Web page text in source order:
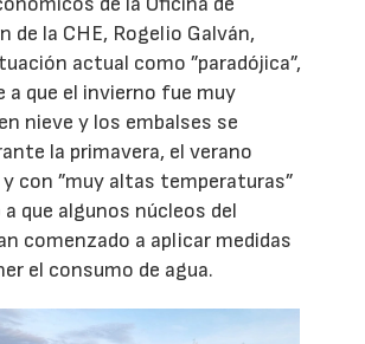
de la CHE, Rogelio Galván,
actual como ”paradójica”,
a que el invierno fue muy
nieve y los embalses se
la primavera, el verano
y con ”muy altas temperaturas”
que algunos núcleos del
comenzado a aplicar medidas
el consumo de agua.